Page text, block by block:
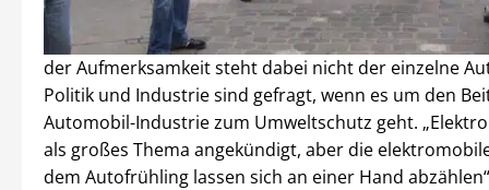
der Aufmerksamkeit steht dabei nicht der einzelne
Politik und Industrie sind gefragt, wenn es um den
Automobil-Industrie zum Umweltschutz geht.
als großes Thema angekündigt, aber die
dem Autofrühling lassen sich an einer Hand